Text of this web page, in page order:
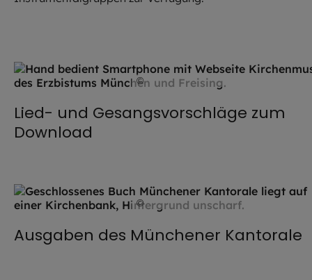
© Hendrik Steffens / EOM
Lied- und Gesangsvorschläge zum
Download
© Hendrik Steffens / EOM
Ausgaben des Münchener Kantorale